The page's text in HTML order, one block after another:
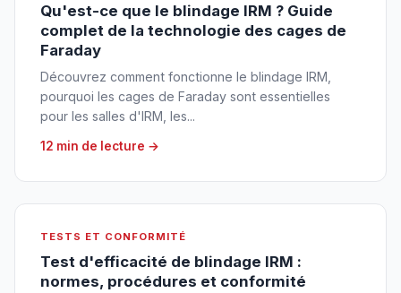
Qu'est-ce que le blindage IRM ? Guide
complet de la technologie des cages de
Faraday
Découvrez comment fonctionne le blindage IRM,
pourquoi les cages de Faraday sont essentielles
pour les salles d'IRM, les...
12 min de lecture →
TESTS ET CONFORMITÉ
Test d'efficacité de blindage IRM :
normes, procédures et conformité